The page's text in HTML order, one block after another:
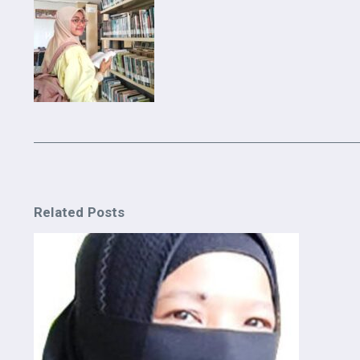
Related Posts